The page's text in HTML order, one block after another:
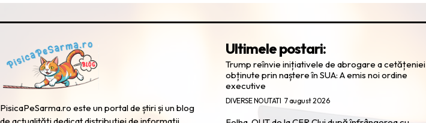
PisicaPeSarma.ro este un portal de știri și un blog
Ultimele postari:
Trump reînvie inițiativele de abrogare a cetățeniei
obținute prin naștere în SUA: A emis noi ordine
executive
DIVERSE NOUTATI 7 august 2026